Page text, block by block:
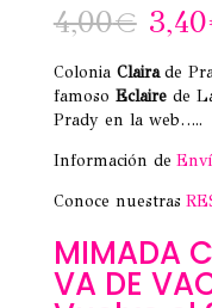
4,00€ 3,40
Colonia Clairade
famoso Eclairede
Prady en la web…..
Información de
Conoce nuestras
MIMADA
VA DE